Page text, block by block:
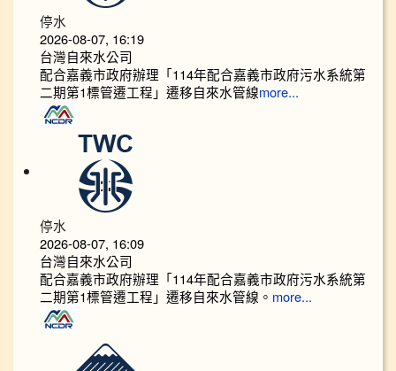
停水
2026-08-07, 16:19
台灣自來水公司
配合嘉義市政府辦理「114年配合嘉義市政府污水系統第
二期第1標管遷工程」遷移自來水管線more...
停水
2026-08-07, 16:09
台灣自來水公司
配合嘉義市政府辦理「114年配合嘉義市政府污水系統第
二期第1標管遷工程」遷移自來水管線。 more...